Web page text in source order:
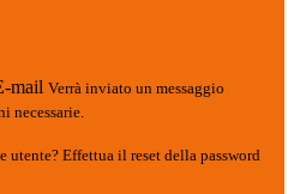
mail Verrà inviato un messaggio
necessarie.
utente? Effettua il reset della password